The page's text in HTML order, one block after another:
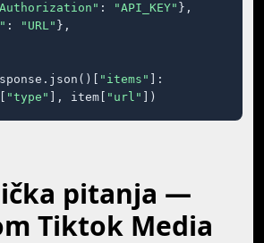
: "API_KEY" },
: "URL" },
"items"
]:
"type" ], item[ "url" ])
pitanja —
Tiktok Media